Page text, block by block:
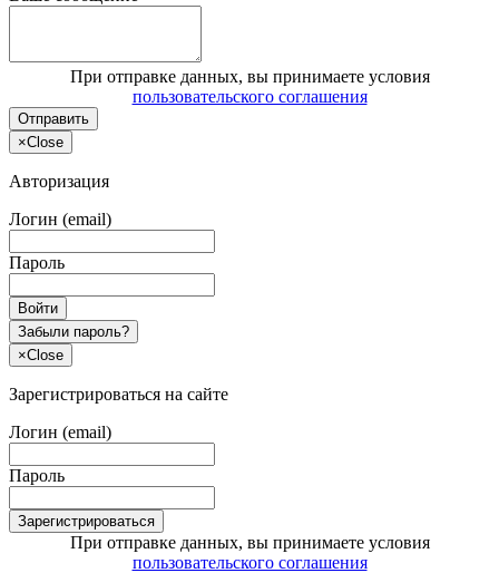
При отправке данных, вы принимаете условия
пользовательского соглашения
Отправить
×Close
Авторизация
Логин (email)
Пароль
Войти
Забыли пароль?
×Close
Зарегистрироваться на сайте
Логин (email)
Пароль
Зарегистрироваться
При отправке данных, вы принимаете условия
пользовательского соглашения